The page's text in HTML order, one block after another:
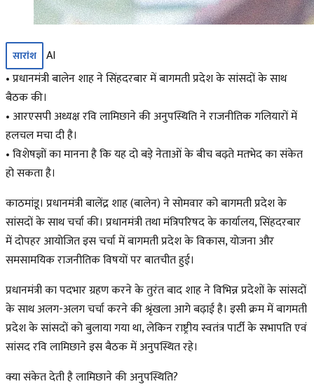
सारांश
AI
• प्रधानमंत्री बालेन शाह ने सिंहदरबार में बागमती प्रदेश के सांसदों के साथ
बैठक की।
• आरएसपी अध्यक्ष रवि लामिछाने की अनुपस्थिति ने राजनीतिक गलियारों में
हलचल मचा दी है।
• विशेषज्ञों का मानना है कि यह दो बड़े नेताओं के बीच बढ़ते मतभेद का संकेत
हो सकता है।
काठमांडू। प्रधानमंत्री बालेंद्र शाह (बालेन) ने सोमवार को बागमती प्रदेश के
सांसदों के साथ चर्चा की। प्रधानमंत्री तथा मंत्रिपरिषद के कार्यालय, सिंहदरबार
में दोपहर आयोजित इस चर्चा में बागमती प्रदेश के विकास, योजना और
समसामयिक राजनीतिक विषयों पर बातचीत हुई।
प्रधानमंत्री का पदभार ग्रहण करने के तुरंत बाद शाह ने विभिन्न प्रदेशों के सांसदों
के साथ अलग-अलग चर्चा करने की श्रृंखला आगे बढ़ाई है। इसी क्रम में बागमती
प्रदेश के सांसदों को बुलाया गया था, लेकिन राष्ट्रीय स्वतंत्र पार्टी के सभापति एवं
सांसद रवि लामिछाने इस बैठक में अनुपस्थित रहे।
क्या संकेत देती है लामिछाने की अनुपस्थिति?